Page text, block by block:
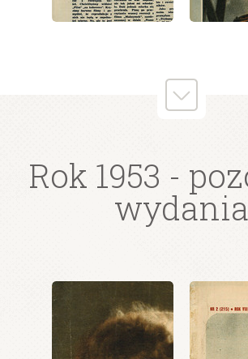
wydanie: 38/1953 wydanie:
wydanie:
Rok 1953 -
wydania